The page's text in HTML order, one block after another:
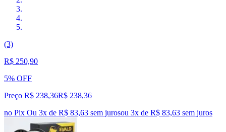
(3)
R$ 250,90
5% OFF
Preço R$ 238,36R$ 238,36
no Pix Ou 3x de R$ 83,63 sem jurosou 3x de R$ 83,63 sem juros